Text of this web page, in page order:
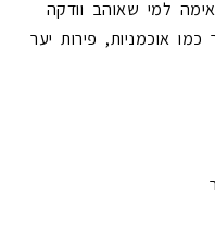
למי שאוהב וודקה
אוכמניות, פירות יער